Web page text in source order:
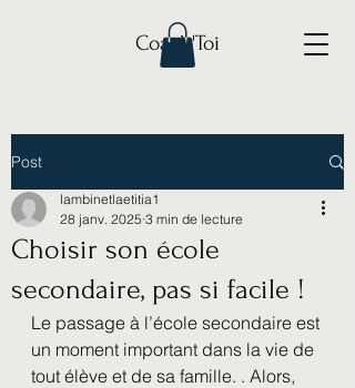
Coach'Toi
Post
Choisir son école
secondaire, pas si facile !
lambinetlaetitia1
28 janv. 2025 3 min de lecture
Le passage à l’école secondaire est
un moment important dans la vie de
tout élève et de sa famille. . Alors,